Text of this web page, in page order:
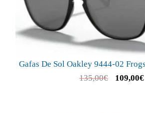
Gafas De Sol Oakley 9444-02
135,00€ 109,00€